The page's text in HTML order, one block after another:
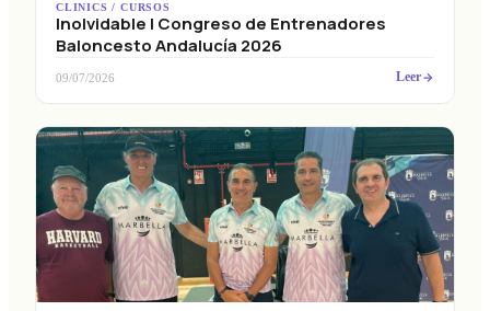
CLINICS / CURSOS
Inolvidable I Congreso de Entrenadores
Baloncesto Andalucía 2026
09/07/2026 Leer